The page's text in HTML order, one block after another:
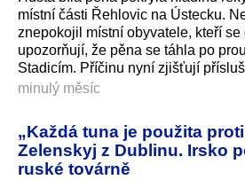
místní části Řehlovic na Ústecku.
znepokojil místní obyvatele, kteří se
upozorňují, že pěna se táhla po
Stadicím. Příčinu nyní zjišťují
minulý měsíc
„Každá tuna je použita
Zelenskyj z Dublinu. Irsko
ruské továrně